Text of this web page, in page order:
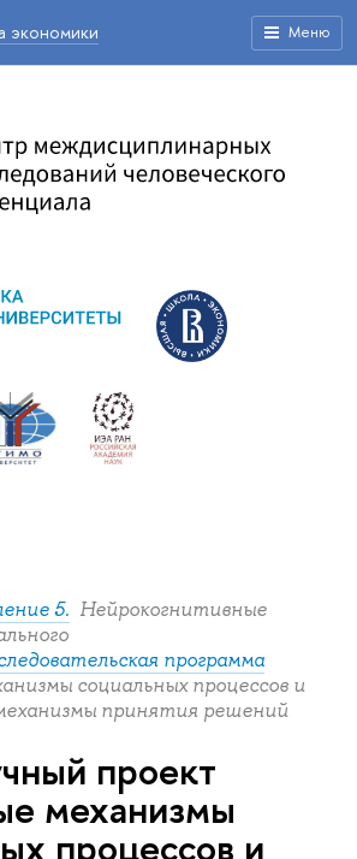
экономики Меню
5. Нейрокогнитивные
программа
социальных процессов и
принятия решений
проект
механизмы
процессов и